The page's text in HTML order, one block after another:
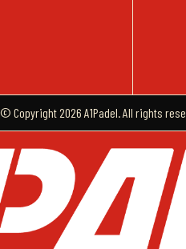
© Copyright 2026 A1Padel. All rights